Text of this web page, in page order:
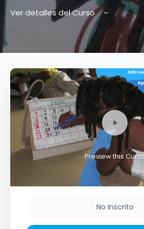
Ver detalles del Curso
Preview this
No Inscrito